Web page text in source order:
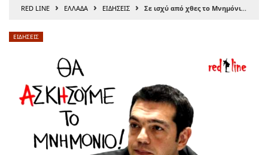
RED LINE › ΕΛΛΑΔΑ › ΕΙΔΗΣΕΙΣ › Σε ισχύ από χθες τo Μνημόνιο 3
ΕΙΔΗΣΕΙΣ